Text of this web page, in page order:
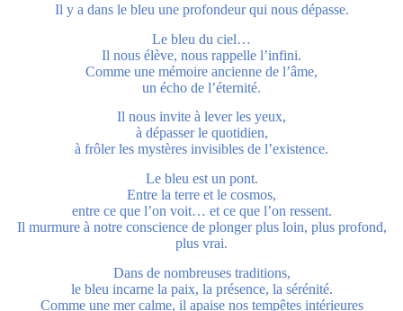
Il y a dans le bleu une profondeur qui nous dépasse.
Le bleu du ciel…
Il nous élève, nous rappelle l’infini.
Comme une mémoire ancienne de l’âme,
un écho de l’éternité.
Il nous invite à lever les yeux,
à dépasser le quotidien,
à frôler les mystères invisibles de l’existence.
Le bleu est un pont.
Entre la terre et le cosmos,
entre ce que l’on voit… et ce que l’on ressent.
Il murmure à notre conscience de plonger plus loin, plus profond,
plus vrai.
Dans de nombreuses traditions,
le bleu incarne la paix, la présence, la sérénité.
Comme une mer calme, il apaise nos tempêtes intérieures